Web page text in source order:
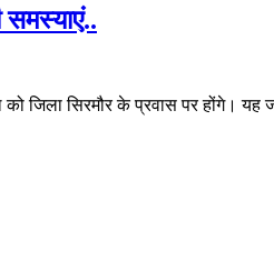
समस्याएं..
को जिला सिरमौर के प्रवास पर होंगे। यह